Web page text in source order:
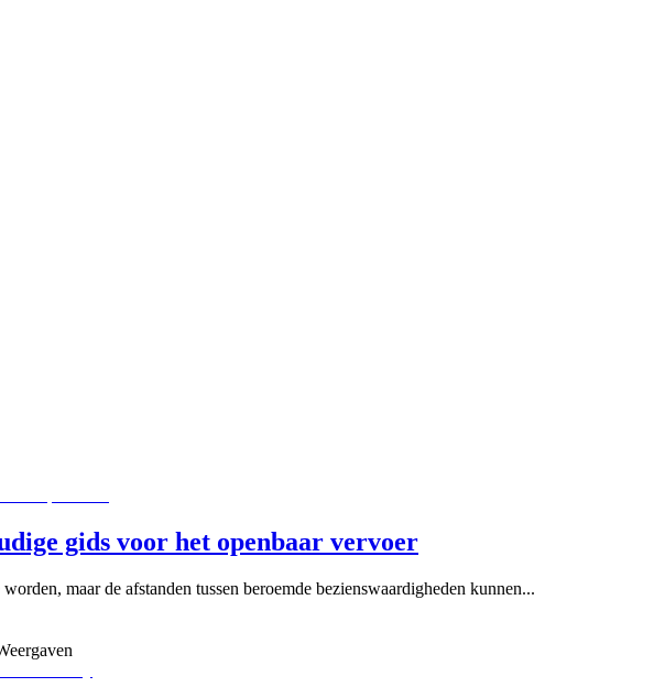
gids voor het openbaar vervoer
maar de afstanden tussen beroemde bezienswaardigheden kunnen...